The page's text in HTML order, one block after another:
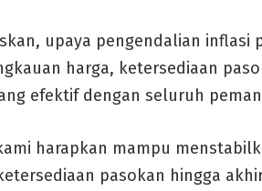
upaya pengendalian
harga, ketersediaan
efektif dengan seluruh
harapkan mampu
pasokan hingga